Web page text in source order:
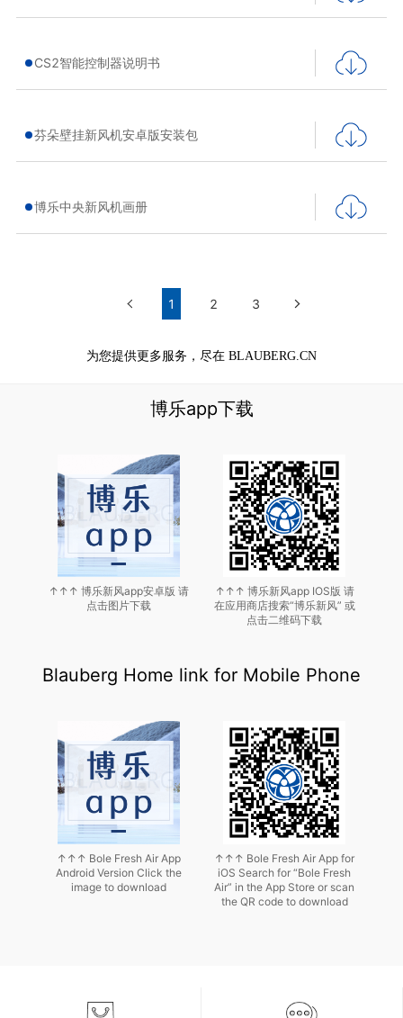
CS2智能控制器说明书
芬朵壁挂新风机安卓版安装包
博乐中央新风机画册
1 2 3
为您提供更多服务，尽在 BLAUBERG.CN
博乐app下载
↑↑↑ 博乐新风app安卓版 请
点击图片下载
↑↑↑ 博乐新风app IOS版 请
在应用商店搜索“博乐新风” 或
点击二维码下载
Blauberg Home link for Mobile Phone
↑↑↑ Bole Fresh Air App
Android Version Click the
image to download
↑↑↑ Bole Fresh Air App for
iOS Search for “Bole Fresh
Air” in the App Store or scan
the QR code to download